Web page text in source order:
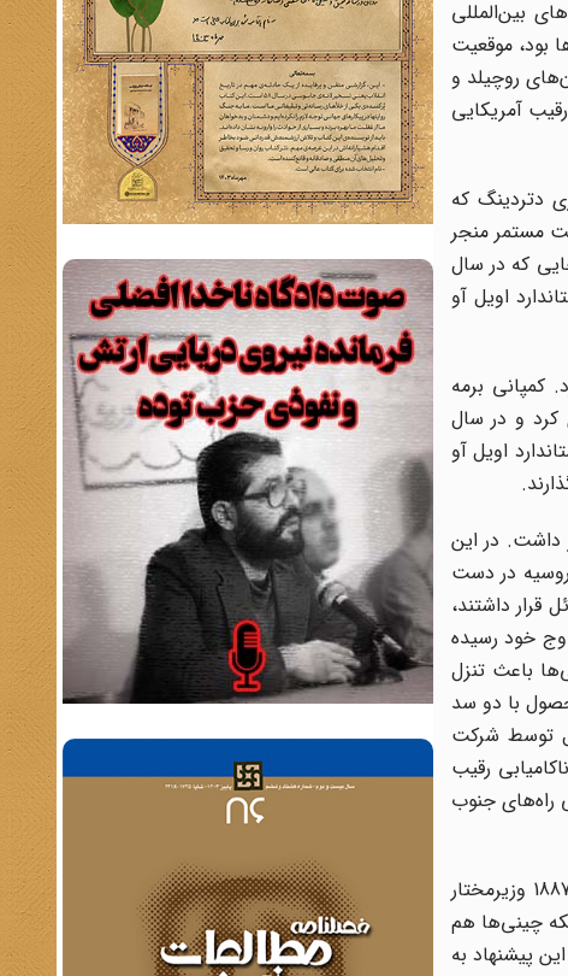
بین‌المللی
متعلق به راکفلرها بود، موقعیت
روچیلد و
آمریکایی
دتردینگ که
بیست سال رقابت مستمر منجر
که در سال
اویل آو
کمپانی برمه
کرد و در سال
اویل آو
داشت. در این
روسیه در دست
قرار داشتند،
اوج خود رسیده
باعث تنزل
شد؛ این محصول با دو سد
توسط شرکت
رقیب
راه‌های جنوب
از سویی جذب سرمایه و متخصصین آمریکایی به ایران از زمان ناصر‌الدین ‌شاه سابقه داشت. برای نخستین بار در 5 دسامبر 1887 وزیرمختار
چینی‌ها هم
پیشنهاد به